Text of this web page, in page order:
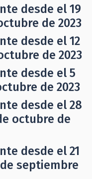
desde el 19
de 2023
desde el 12
de 2023
desde el 5
de 2023
desde el 28
octubre de
desde el 21
septiembre